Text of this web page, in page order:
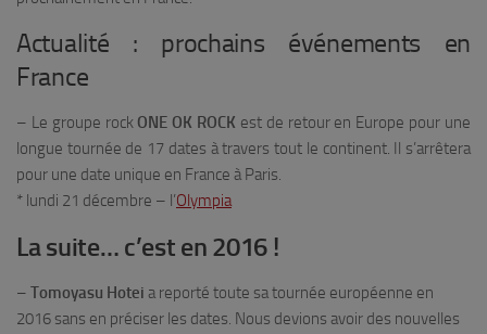
Actualité : prochains événements en
France
– Le groupe rock ONE OK ROCK est de retour en Europe pour une
longue tournée de 17 dates à travers tout le continent. Il s’arrêtera
pour une date unique en France à Paris.
* lundi 21 décembre – l’Olympia
La suite… c’est en 2016 !
– Tomoyasu Hotei a reporté toute sa tournée européenne en
2016 sans en préciser les dates. Nous devions avoir des nouvelles